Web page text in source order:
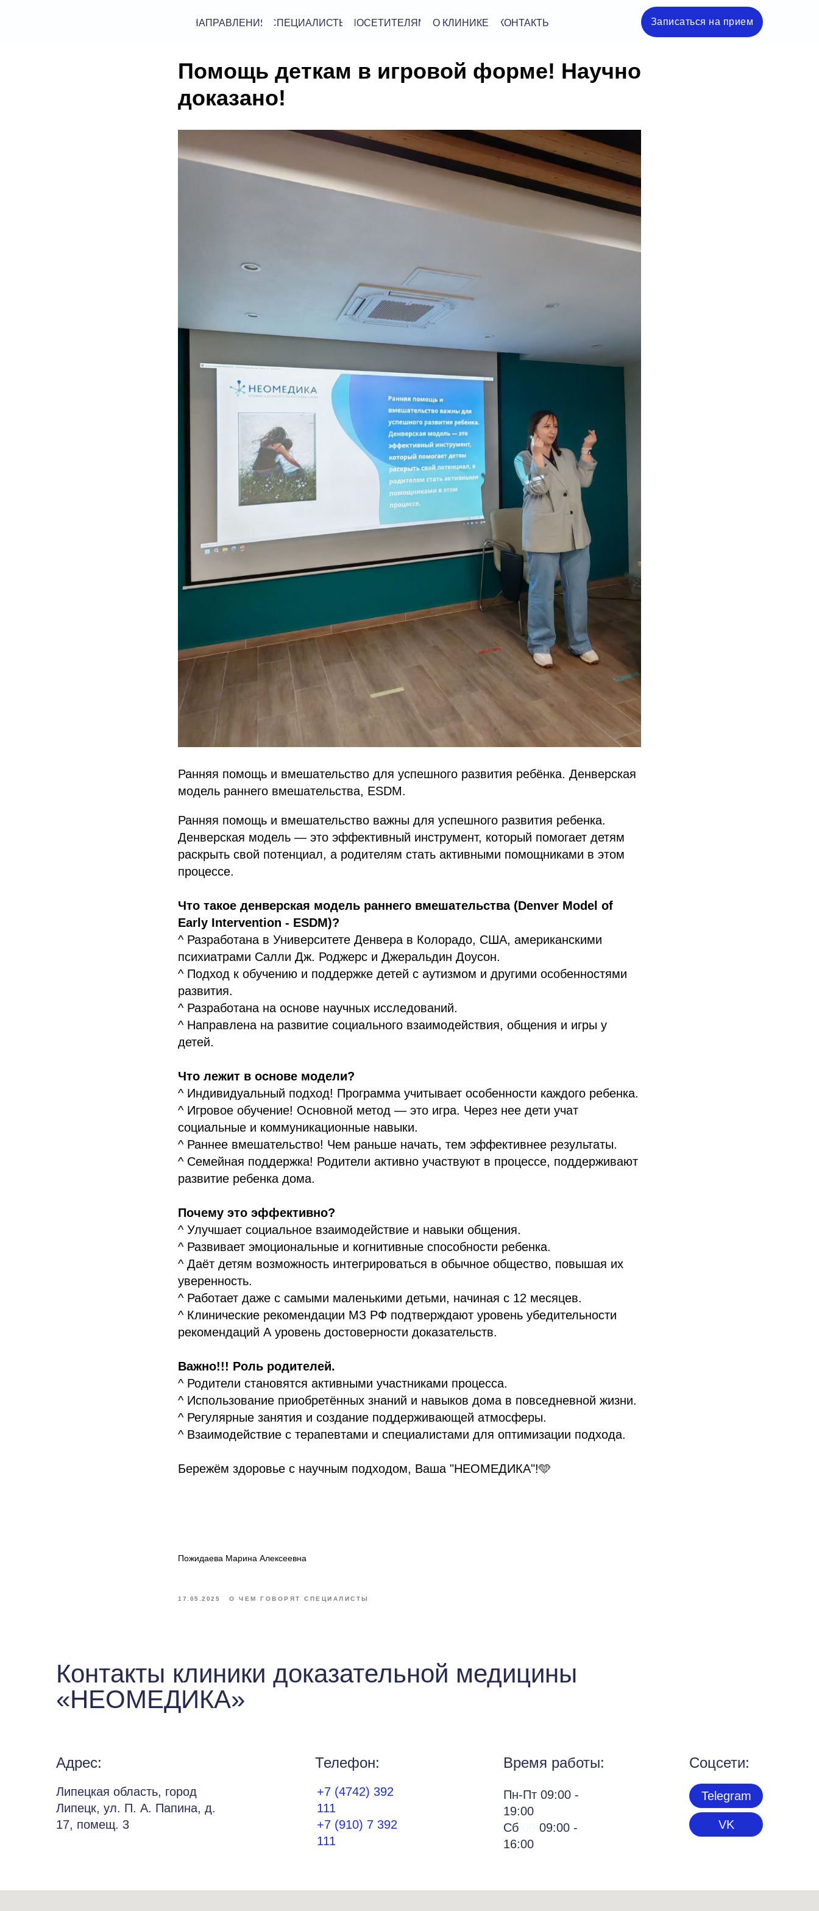
НАПРАВЛЕНИЯ ПОСЕТИТЕЛЯМ
СПЕЦИАЛИСТЫ О КЛИНИКЕ КОНТАКТЫ Записаться на прием
Помощь деткам в игровой форме! Научно
доказано!
Ранняя помощь и вмешательство для успешного развития ребёнка. Денверская
модель раннего вмешательства, ESDM.
Ранняя помощь и вмешательство важны для успешного развития ребенка.
Денверская модель — это эффективный инструмент, который помогает детям
раскрыть свой потенциал, а родителям стать активными помощниками в этом
процессе.
Что такое денверская модель раннего вмешательства (Denver Model of
Early Intervention - ESDM)?
^ Разработана в Университете Денвера в Колорадо, США, американскими
психиатрами Салли Дж. Роджерс и Джеральдин Доусон.
^ Подход к обучению и поддержке детей с аутизмом и другими особенностями
развития.
^ Разработана на основе научных исследований.
^ Направлена на развитие социального взаимодействия, общения и игры у
детей.
Что лежит в основе модели?
^ Индивидуальный подход! Программа учитывает особенности каждого ребенка.
^ Игровое обучение! Основной метод — это игра. Через нее дети учат
социальные и коммуникационные навыки.
^ Раннее вмешательство! Чем раньше начать, тем эффективнее результаты.
^ Семейная поддержка! Родители активно участвуют в процессе, поддерживают
развитие ребенка дома.
Почему это эффективно?
^ Улучшает социальное взаимодействие и навыки общения.
^ Развивает эмоциональные и когнитивные способности ребенка.
^ Даёт детям возможность интегрироваться в обычное общество, повышая их
уверенность.
^ Работает даже с самыми маленькими детьми, начиная с 12 месяцев.
^ Клинические рекомендации МЗ РФ подтверждают уровень убедительности
рекомендаций А уровень достоверности доказательств.
Важно!!! Роль родителей.
^ Родители становятся активными участниками процесса.
^ Использование приобретённых знаний и навыков дома в повседневной жизни.
^ Регулярные занятия и создание поддерживающей атмосферы.
^ Взаимодействие с терапевтами и специалистами для оптимизации подхода.
Бережём здоровье с научным подходом, Ваша "НЕОМЕДИКА"!🩵
Пожидаева Марина Алексеевна
17.05.2025 О ЧЕМ ГОВОРЯТ СПЕЦИАЛИСТЫ
Контакты клиники доказательной медицины
«НЕОМЕДИКА»
Адрес:
Липецкая область, город
Липецк, ул. П. А. Папина, д.
17, помещ. 3
Время работы:
Пн-Пт 09:00 -
19:00
Сб
09:00 -
16:00
+7 (4742) 392
111
+7 (910) 7 392
111
Телефон: Соцсети:
Telegram
VK